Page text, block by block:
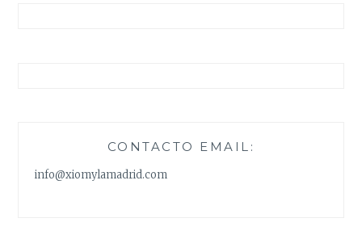
CONTACTO EMAIL:
info@xiomylamadrid.com